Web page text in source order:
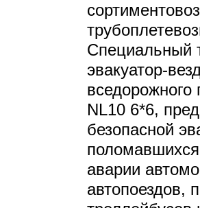
Специальный
эвакуатор-
вседорожного
NL10 6*6,
безопасной
аварии
автопоездов,